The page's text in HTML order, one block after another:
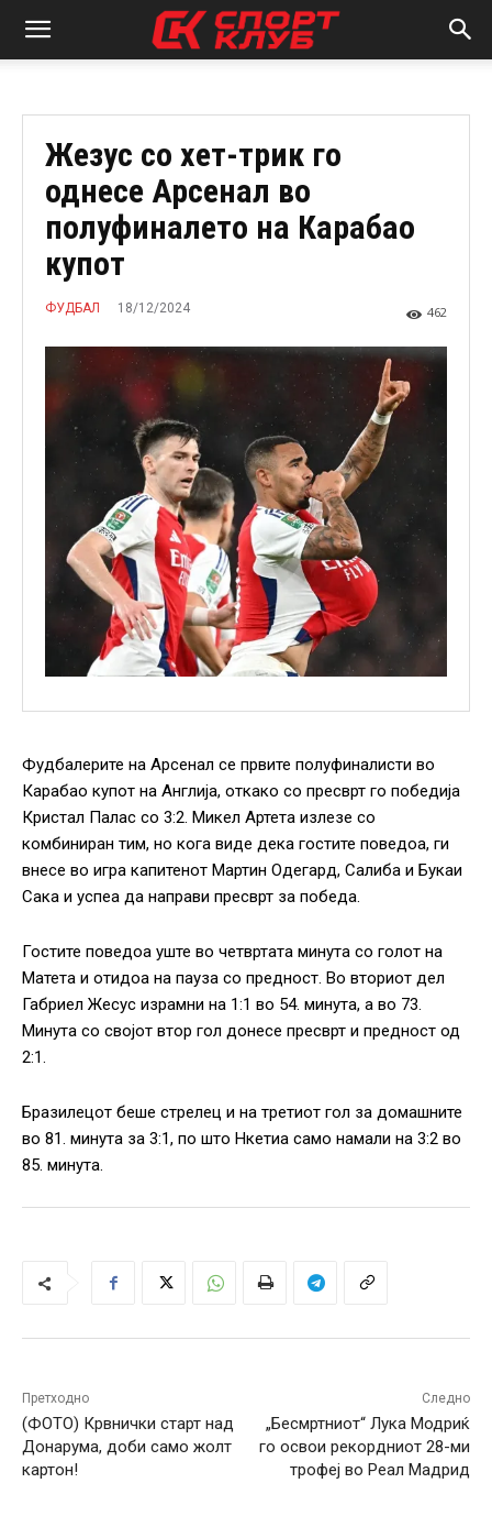
Жезус со хет-трик го
однесе Арсенал во
полуфиналето на Карабао
купот
ФУДБАЛ 18/12/2024 462
Фудбалерите на Арсенал се првите полуфиналисти во
Карабао купот на Англија, откако со пресврт го победија
Кристал Палас со 3:2. Микел Артета излезе со
комбиниран тим, но кога виде дека гостите поведоа, ги
внесе во игра капитенот Мартин Одегард, Салиба и Букаи
Сака и успеа да направи пресврт за победа.
Гостите поведоа уште во четвртата минута со голот на
Матета и отидоа на пауза со предност. Во вториот дел
Габриел Жесус израмни на 1:1 во 54. минута, а во 73.
Минута со својот втор гол донесе пресврт и предност од
2:1.
Бразилецот беше стрелец и на третиот гол за домашните
во 81. минута за 3:1, по што Нкетиа само намали на 3:2 во
85. минута.
Претходно
(ФОТО) Крвнички старт над
Донарума, доби само жолт
картон!
Следно
„Бесмртниот“ Лука Модриќ
го освои рекордниот 28-ми
трофеј во Реал Мадрид